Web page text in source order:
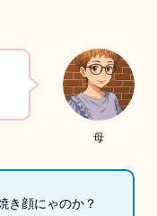
母
き顔にゃのか？